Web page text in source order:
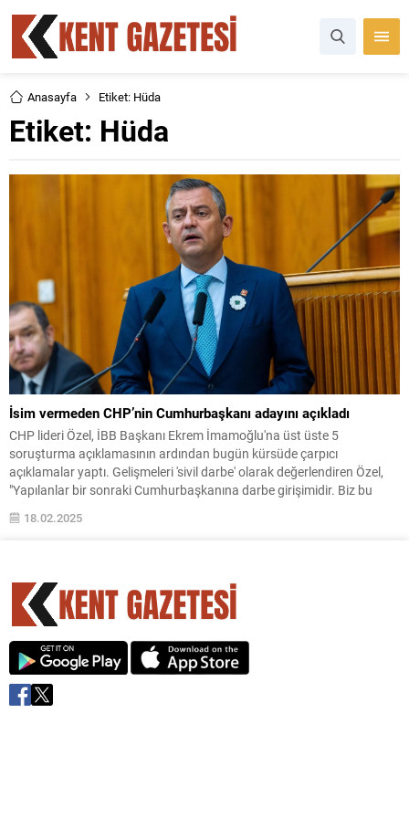
Anasayfa Etiket: Hüda
Etiket: Hüda
İsim vermeden CHP’nin Cumhurbaşkanı adayını açıkladı
CHP lideri Özel, İBB Başkanı Ekrem İmamoğlu'na üst üste 5
soruşturma açıklamasının ardından bugün kürsüde çarpıcı
açıklamalar yaptı. Gelişmeleri 'sivil darbe' olarak değerlendiren Özel,
"Yapılanlar bir sonraki Cumhurbaşkanına darbe girişimidir. Biz bu
yönetimine göz dikenlere teslim olmayız! Varsa onların içeriden
18.02.2025